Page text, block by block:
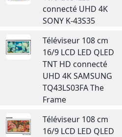
connecté UHD 4K
SONY K-43S35
Téléviseur 108 cm
16/9 LCD LED QLED
TNT HD connecté
UHD 4K SAMSUNG
TQ43LS03FA The
Frame
Téléviseur 108 cm
16/9 LCD LED QLED